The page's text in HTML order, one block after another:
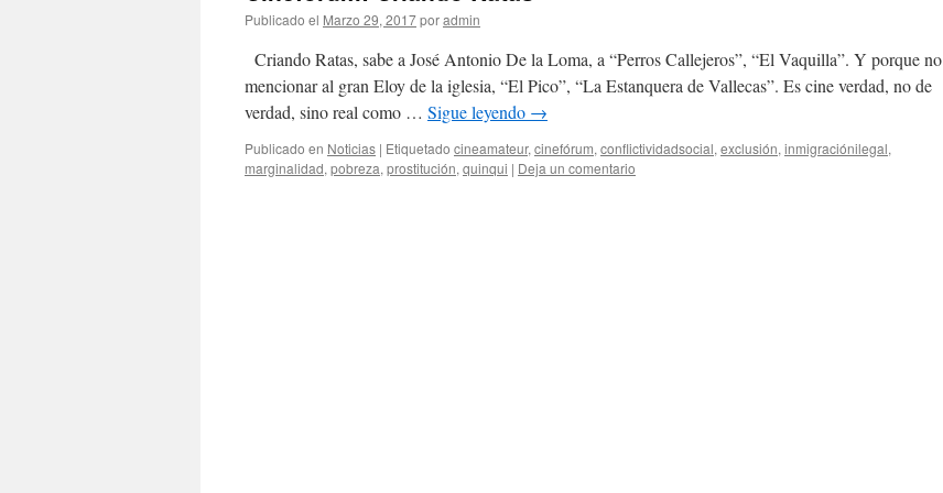
Publicado el Marzo 29, 2017poradmin
Criando Ratas, sabe a José Antonio De la Loma, a “Perros Callejeros”, “El Vaquilla”. Y porque no
mencionar al gran Eloy de la iglesia, “El Pico”, “La Estanquera de Vallecas”. Es cine verdad, no de
verdad, sino real como … Sigue leyendo →
Publicado en Noticias | Etiquetado cineamateur, cinefórum, conflictividadsocial, exclusión, inmigraciónilegal,
marginalidad, pobreza, prostitución, quinqui | Deja un comentario